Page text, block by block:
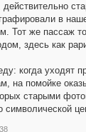
действительно
в
Тот же пассаж
здесь как
когда уходят
на помойке
старыми